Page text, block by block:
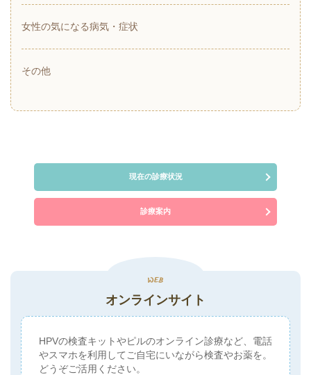
女性の気になる病気・症状
その他
現在の診療状況
診療案内
オンラインサイト
HPVの検査キットやピルのオンライン診療など、電話
やスマホを利用してご自宅にいながら検査やお薬を。
どうぞご活用ください。